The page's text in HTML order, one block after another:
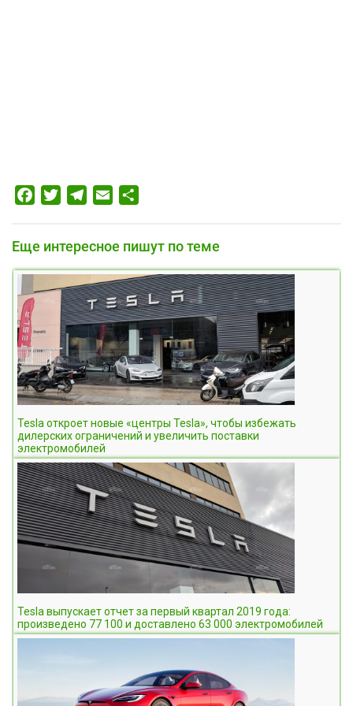
FacebookTwitterTelegram
Email
Еще интересное пишут по теме
Tesla откроет новые «центры Tesla», чтобы избежать
дилерских ограничений и увеличить поставки
электромобилей
Tesla выпускает отчет за первый квартал 2019 года:
произведено 77 100 и доставлено 63 000 электромобилей